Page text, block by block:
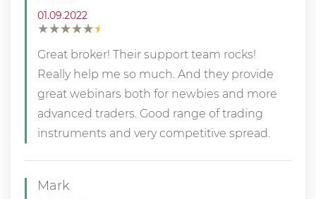
01.09.2022
★★
★★
★★
★★
★★
Great broker! Their support team rocks!
Really help me so much. And they provide
great webinars both for newbies and more
advanced traders. Good range of trading
instruments and very competitive spread.
Mark